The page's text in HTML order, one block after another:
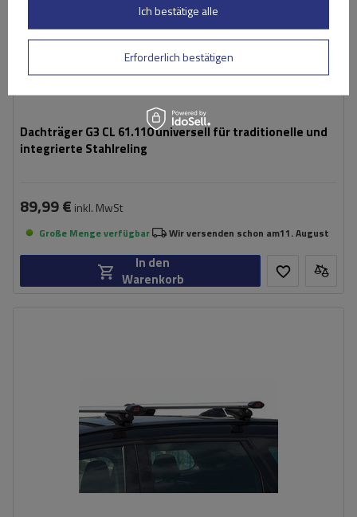
Dachträger G3 CL 61.110 universell für traditionelle und
integrierte Stahlreling
89,99 € inkl. MwSt
Große Menge verfügbar Wir versenden schon am11. August
In den
Warenkorb
Erforderlich bestätigen
Ich bestätige alle